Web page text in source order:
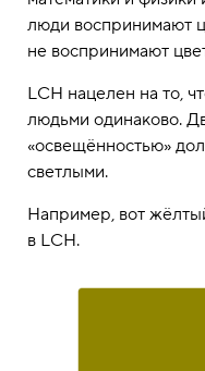
люди воспринимают
не воспринимают
LCH нацелен на то,
людьми одинаково.
«освещённостью»
светлыми.
Например, вот
в LCH.